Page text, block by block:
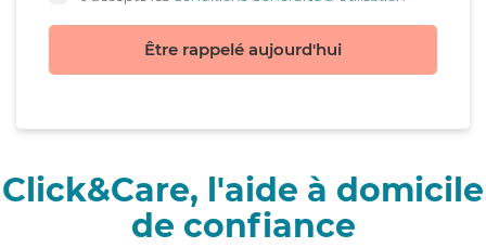
Être rappelé aujourd'hui
Click&Care, l'aide à domicile
de confiance